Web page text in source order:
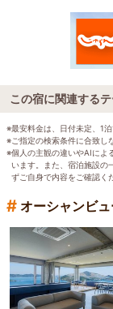
この宿に関連する
※最安料金は、日付未定、1
※ご指定の検索条件に合致し
※個人の主観の違いやAIによ
います。また、宿泊施設の
ずご自身で内容をご確認く
# オーシャンビ